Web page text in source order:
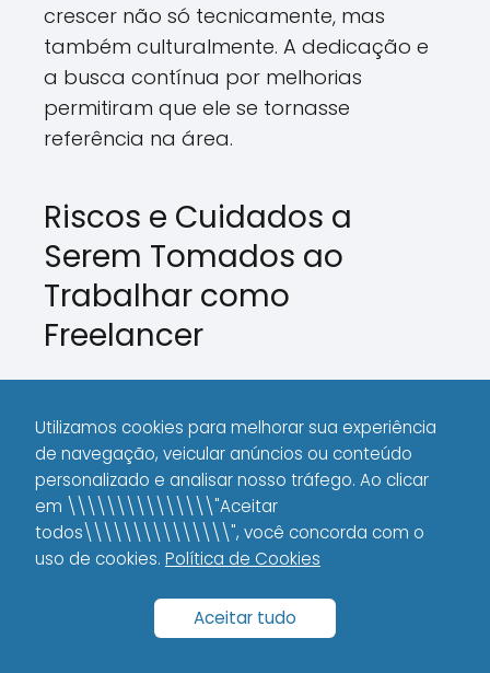
crescer não só tecnicamente, mas
também culturalmente. A dedicação e
a busca contínua por melhorias
permitiram que ele se tornasse
referência na área.
Riscos e Cuidados a
Serem Tomados ao
Trabalhar como
Freelancer
Embora a vida de freelancer traga
inúmeras vantagens, também existem
riscos e desafios que não podemos
ignorar. Em minha trajetória, aprendi a
manter os olhos abertos para algumas
armadilhas comuns. Veja alguns pontos
que você não pode deixar passar:
Gerenciamento do Tempo
Utilizamos cookies para melhorar sua experiência
de navegação, veicular anúncios ou conteúdo
personalizado e analisar nosso tráfego. Ao clicar
em \\\\\\\\\\\\\\\"Aceitar
todos\\\\\\\\\\\\\\\", você concorda com o
uso de cookies. Política de Cookies
Aceitar tudo